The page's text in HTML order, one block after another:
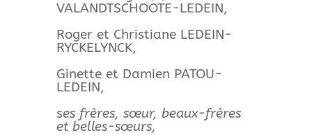
VALANDTSCHOOTE-LEDEIN,
Roger et Christiane LEDEIN-
RYCKELYNCK,
Ginette et Damien PATOU-
LEDEIN,
ses frères, sœur, beaux-frères
et belles-sœurs,